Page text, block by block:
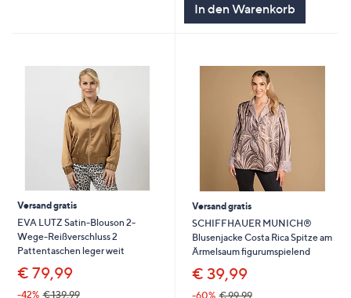
In den Warenkorb
Versand gratis
EVA LUTZ Satin-Blouson 2-
Wege-Reißverschluss 2
Pattentaschen leger weit
€ 79,99
-42% € 139,99
Versand gratis
SCHIFFHAUER MUNICH®
Blusenjacke Costa Rica Spitze am
Ärmelsaum figurumspielend
€ 39,99
-60% € 99,99